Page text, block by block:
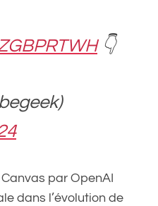
👇
par OpenAI
dans l’évolution de